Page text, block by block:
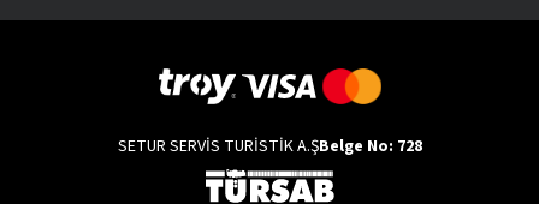
SETUR SERVİS TURİSTİK A.ŞBelge No: 728